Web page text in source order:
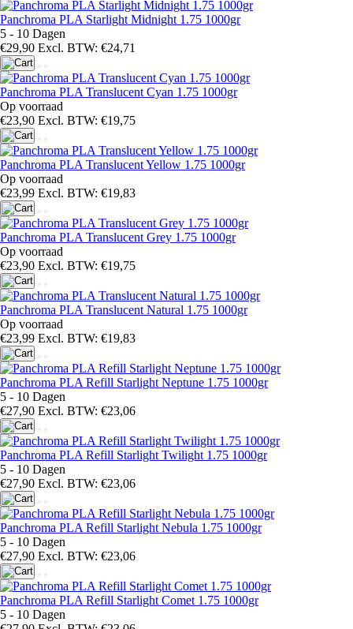
Panchroma PLA Starlight Midnight 1.75 1000gr
5 - 10 Dagen
€29,90 Excl. BTW: €24,71
Panchroma PLA Translucent Cyan 1.75 1000gr
Op voorraad
€23,90 Excl. BTW: €19,75
Panchroma PLA Translucent Yellow 1.75 1000gr
Op voorraad
€23,99 Excl. BTW: €19,83
Panchroma PLA Translucent Grey 1.75 1000gr
Op voorraad
€23,90 Excl. BTW: €19,75
Panchroma PLA Translucent Natural 1.75 1000gr
Op voorraad
€23,99 Excl. BTW: €19,83
Panchroma PLA Refill Starlight Neptune 1.75 1000gr
5 - 10 Dagen
€27,90 Excl. BTW: €23,06
Panchroma PLA Refill Starlight Twilight 1.75 1000gr
5 - 10 Dagen
€27,90 Excl. BTW: €23,06
Panchroma PLA Refill Starlight Nebula 1.75 1000gr
5 - 10 Dagen
€27,90 Excl. BTW: €23,06
Panchroma PLA Refill Starlight Comet 1.75 1000gr
5 - 10 Dagen